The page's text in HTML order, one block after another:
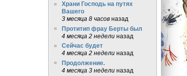
Храни Господь на путях
Вашего
3 месяца 8 часовназад
Протитип фрау Берты был
4 месяца 2 неделиназад
Сейчас будет
4 месяца 2 неделиназад
Продолжение.
4 месяца 3 неделиназад